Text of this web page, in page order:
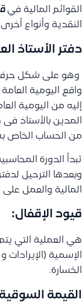
القوائم المالية في
النقدية وأنواع
دفتر الأستاذ
واقع اليومية
إليه من اليومية
المدين بالأستاذ
من الحساب الخاص
تبدأ الدورة
وبعدها الترحيل
المالية والعمل
قيود الإقفال:
هي العملية التي
الإسمية
الخسارة.
القيمة